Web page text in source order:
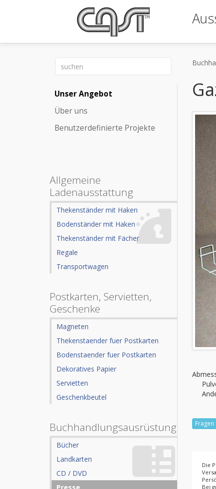
Unser Angebot
Über uns
Benutzerdefinierte Projekte
Allgemeine
Ladenausstattung
Thekenständer mit Haken
Bodenständer mit Haken
Thekenständer mit Fächer
Regale
Transportwagen
Postkarten, Servietten,
Geschenke
Magneten
Thekenstaender fuer Postkarten
Bodenstaender fuer Postkarten
Dekoratives Papier
Servietten
Geschenkbeutel
Buchhandlungsausrüstung
Bücher
Landkarten
CD / DVD
Die
Bei